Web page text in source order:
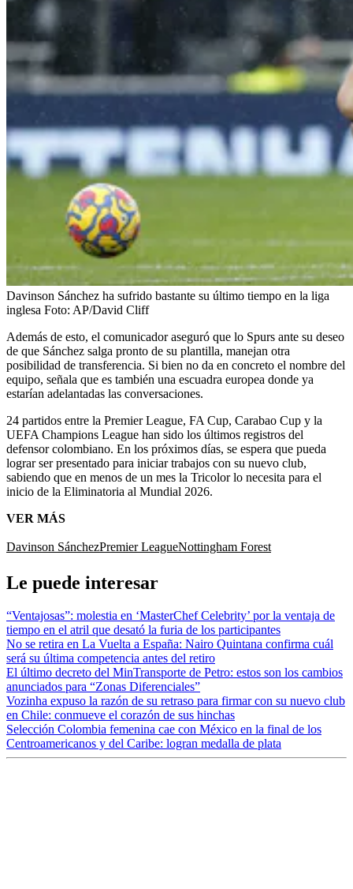
Davinson Sánchez ha sufrido bastante su último tiempo en la liga
inglesa Foto: AP/David Cliff
Además de esto, el comunicador aseguró que lo Spurs ante su deseo
de que Sánchez salga pronto de su plantilla, manejan otra
posibilidad de transferencia. Si bien no da en concreto el nombre del
equipo, señala que es también una escuadra europea donde ya
estarían adelantadas las conversaciones.
24 partidos entre la Premier League, FA Cup, Carabao Cup y la
UEFA Champions League han sido los últimos registros del
defensor colombiano. En los próximos días, se espera que pueda
lograr ser presentado para iniciar trabajos con su nuevo club,
sabiendo que en menos de un mes la Tricolor lo necesita para el
inicio de la Eliminatoria al Mundial 2026.
VER MÁS
Davinson SánchezPremier LeagueNottingham Forest
Le puede interesar
“Ventajosas”: molestia en ‘MasterChef Celebrity’ por la ventaja de
tiempo en el atril que desató la furia de los participantes
No se retira en La Vuelta a España: Nairo Quintana confirma cuál
será su última competencia antes del retiro
El último decreto del MinTransporte de Petro: estos son los cambios
anunciados para “Zonas Diferenciales”
Vozinha expuso la razón de su retraso para firmar con su nuevo club
en Chile: conmueve el corazón de sus hinchas
Selección Colombia femenina cae con México en la final de los
Centroamericanos y del Caribe: logran medalla de plata